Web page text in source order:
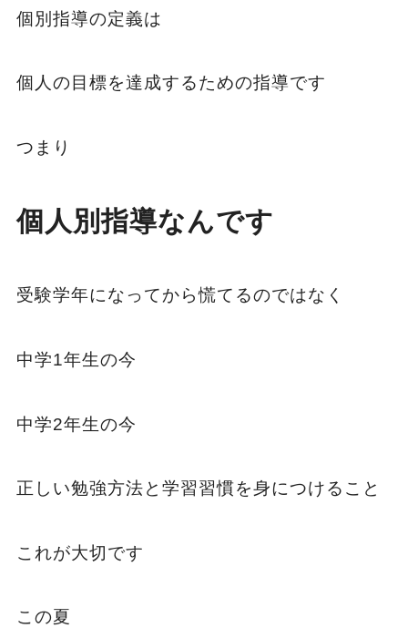
個別指導の定義は
個人の目標を達成するための指導です
つまり
個人別指導なんです
受験学年になってから慌てるのではなく
中学1年生の今
中学2年生の今
正しい勉強方法と学習習慣を身につけること
これが大切です
この夏